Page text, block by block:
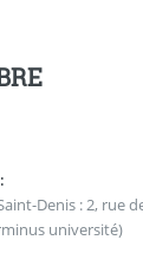
Denis : 2, rue
université)